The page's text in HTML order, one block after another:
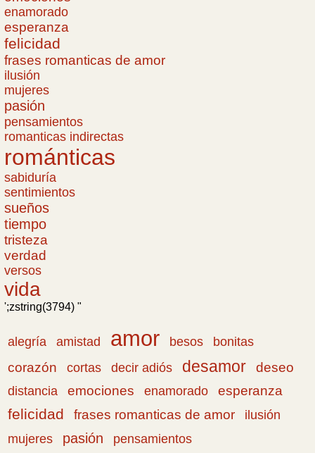
enamorado
esperanza
felicidad
frases romanticas de amor
ilusión
mujeres
pasión
pensamientos
romanticas indirectas
románticas
sabiduría
sentimientos
sueños
tiempo
tristeza
verdad
versos
vida
';zstring(3794) "
alegría amistad amor besos
bonitas
corazón
cortas decir adiós desamor deseo
distancia emociones enamorado esperanza
felicidad frases romanticas de amor
ilusión
mujeres
pasión pensamientos